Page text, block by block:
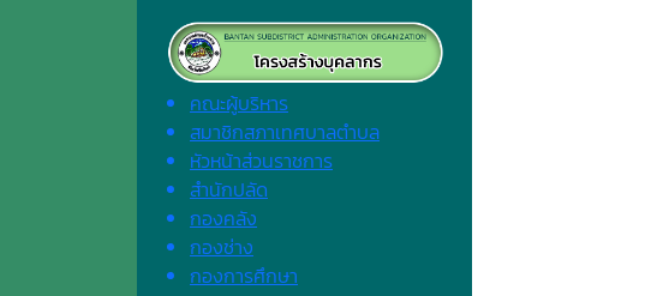
คณะผู้บริหาร
สมาชิกสภาเทศบาลตำบล
หัวหน้าส่วนราชการ
สำนักปลัด
กองคลัง
กองช่าง
กองการศึกษา